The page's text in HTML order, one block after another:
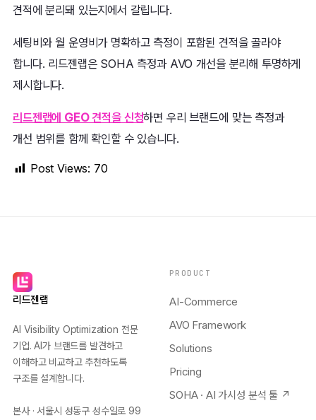
견적에 분리돼 있는지에서 갈립니다.
세팅비와 월 운영비가 명확하고 측정이 포함된 견적을 골라야
합니다. 리드젠랩은 SOHA 측정과 AVO 개선을 분리해 투명하게
제시합니다.
리드젠랩에 GEO 견적을 신청하면 우리 브랜드에 맞는 측정과
개선 범위를 함께 확인할 수 있습니다.
Post Views: 70
리드젠랩
AI Visibility Optimization 전문
기업. AI가 브랜드를 발견하고
이해하고 비교하고 추천하도록
구조를 설계합니다.
본사 · 서울시 성동구 성수일로 99
PRODUCT
AI-Commerce
AVO Framework
Solutions
Pricing
SOHA · AI 가시성 분석 툴 ↗